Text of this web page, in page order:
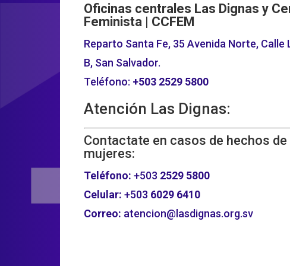
Oficinas centrales Las Dignas y
Feminista | CCFEM
Reparto Santa Fe, 35 Avenida Norte, Calle
B, San Salvador.
Teléfono: +503 2529 5800
Atención Las Dignas:
Contactate en casos de hechos
mujeres:
Teléfono: +503 2529 5800
Celular: +503 6029 6410
Correo: atencion@lasdignas.org.sv